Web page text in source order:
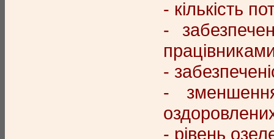
- кількість
-
-
-
- рівень